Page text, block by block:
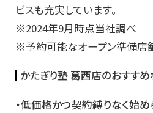
ビスも充実しています。
※2024年9月時点当社調べ
※予約可能なオープン準備店
かたぎり塾 葛西店のおすすめ
・低価格かつ契約縛りなく始め